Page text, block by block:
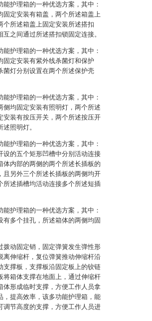
护理箱的一种优选方案，其中：
固定安装有箱盖，两个所述箱盖上
个所述箱盖上固定安装所述搭扣
之间通过所述搭扣锁固定连接。
护理箱的一种优选方案，其中：
固定安装有紫外线杀菌灯和保护
菌灯分别设置在两个所述保护壳
护理箱的一种优选方案，其中：
侧均固定安装有照明灯，两个所述
安装有按压开关，两个所述按压开
照明灯。
护理箱的一种优选方案，其中：
设的五个矩形凹槽中分别活动连接
体内部的两侧的两个所述长插板的
且另外三个所述长插板的两侧均开
所述插槽均活动连接多个所述短插
护理箱的一种优选方案，其中：
有多个挂孔，所述箱体的两侧均固
拨动固定销，固定弹簧发生弹性形
离伸缩杆，复位弹簧推动伸缩杆沿
支撑板，支撑板沿固定板上的铰链
将箱体支撑在地面上，通过伸缩杆
体形成临时支撑，方便工作人员拿
，提高效率，该多功能护理箱，能
调节高度的支撑，方便工作人员进